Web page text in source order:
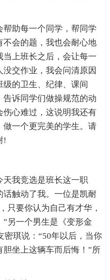
助每一个同学，帮同学
会的题，我也会耐心地
上班长之后，会让每一
交作业，我会问清原因
的卫生、纪律、课间
诉同学们做操规范的动
心难过，这说明我还有
一个更完美的学生。请
!
我竞选是班长这一职
触动了我。一位是凯耐
只要你认为自己有才华，
另一个男生是《变形金
密琪说：“50年以后，当你
坐上这辆车而后悔！”所